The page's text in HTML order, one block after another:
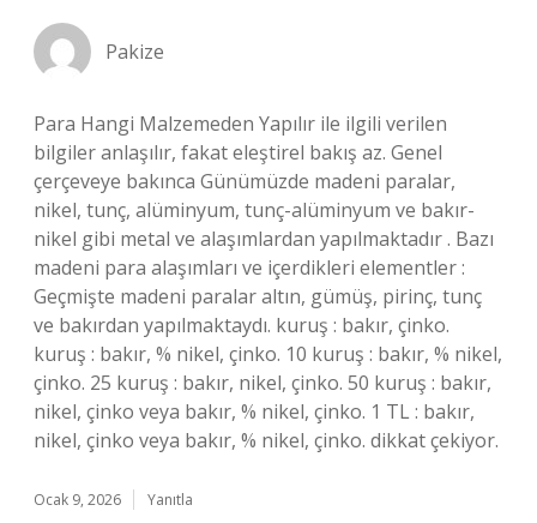
Pakize
Para Hangi Malzemeden Yapılır ile ilgili verilen
bilgiler anlaşılır, fakat eleştirel bakış az. Genel
çerçeveye bakınca Günümüzde madeni paralar,
nikel, tunç, alüminyum, tunç-alüminyum ve bakır-
nikel gibi metal ve alaşımlardan yapılmaktadır . Bazı
madeni para alaşımları ve içerdikleri elementler :
Geçmişte madeni paralar altın, gümüş, pirinç, tunç
ve bakırdan yapılmaktaydı. kuruş : bakır, çinko.
kuruş : bakır, % nikel, çinko. 10 kuruş : bakır, % nikel,
çinko. 25 kuruş : bakır, nikel, çinko. 50 kuruş : bakır,
nikel, çinko veya bakır, % nikel, çinko. 1 TL : bakır,
nikel, çinko veya bakır, % nikel, çinko. dikkat çekiyor.
Ocak 9, 2026 Yanıtla